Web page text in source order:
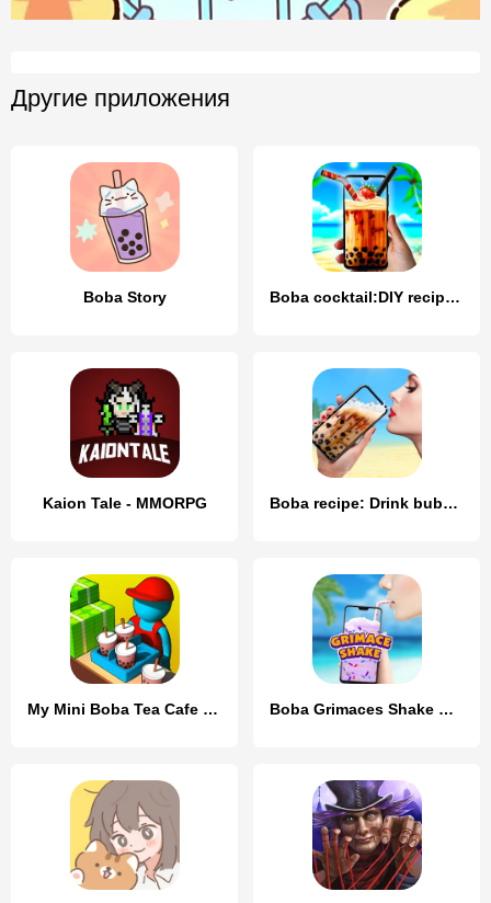
Другие приложения
Boba Story Boba cocktail:DIY recipe games
Kaion Tale - MMORPG Boba recipe: Drink bubble tea
My Mini Boba Tea Cafe Tycoon Boba Grimaces Shake Bubble Tea